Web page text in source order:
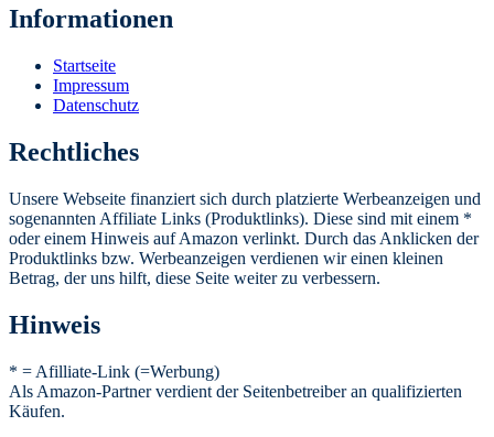
Informationen
Startseite
Impressum
Datenschutz
Rechtliches
Unsere Webseite finanziert sich durch platzierte Werbeanzeigen und
sogenannten Affiliate Links (Produktlinks). Diese sind mit einem *
oder einem Hinweis auf Amazon verlinkt. Durch das Anklicken der
Produktlinks bzw. Werbeanzeigen verdienen wir einen kleinen
Betrag, der uns hilft, diese Seite weiter zu verbessern.
Hinweis
* = Afilliate-Link (=Werbung)
Als Amazon-Partner verdient der Seitenbetreiber an qualifizierten
Käufen.